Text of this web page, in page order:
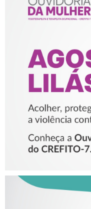
AGOSTO